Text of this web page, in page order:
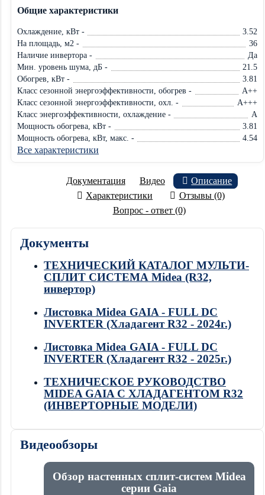
Общие характеристики
Охлаждение, кВт -
3.52
На площадь, м2 -
36
Наличие инвертора -
Да
Мин. уровень шума, дБ -
21.5
Обогрев, кВт -
3.81
Класс сезонной энергоэффективности, обогрев -
A++
Класс сезонной энергоэффективности, охл. -
A+++
Класс энергоэффективности, охлаждение -
A
Мощность обогрева, кВт -
3.81
Мощность обогрева, кВт, макс. -
4.54
Все характеристики
Документация Видео
Описание
Характеристики
Отзывы (0)
Вопрос - ответ (0)
Документы
ТЕХНИЧЕСКИЙ КАТАЛОГ МУЛЬТИ-
СПЛИТ СИСТЕМА Midea (R32,
инвертор)
Листовка Midea GAIA - FULL DC
INVERTER (Хладагент R32 - 2024г.)
Листовка Midea GAIA - FULL DC
INVERTER (Хладагент R32 - 2025г.)
ТЕХНИЧЕСКОЕ РУКОВОДСТВО
MIDEA GAIA С ХЛАДАГЕНТОМ R32
(ИНВЕРТОРНЫЕ МОДЕЛИ)
Видеообзоры
Обзор настенных сплит-систем Midea
серии Gaia